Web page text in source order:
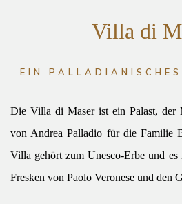
Villa di
EIN PALLADIANISCHES
Die Villa di Maser ist ein Palast, der
von Andrea Palladio für die Familie
Villa gehört zum Unesco-Erbe und
Fresken von Paolo Veronese und den